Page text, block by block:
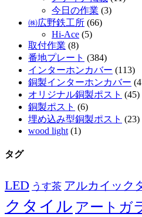
今日の作業 (3)
㈱広野鉄工所 (66)
Hi-Ace (5)
取付作業 (8)
番地プレート (384)
インターホンカバー (113)
銅製インターホンカバー
オリジナル銅製ポスト (45)
銅製ポスト (6)
埋め込み型銅製ポスト (23)
wood light (1)
タグ
LED うす茶 アルカイック
クタイル アートガ